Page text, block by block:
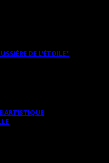
DE L’ÉTOILE*
ARTISTIQUE